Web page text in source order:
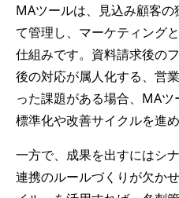
MAツールは、見込み顧客
て管理し、マーケティング
仕組みです。資料請求後の
後の対応が属人化する、営
った課題がある場合、MA
標準化や改善サイクルを進
一方で、成果を出すにはシ
連携のルールづくりが欠か